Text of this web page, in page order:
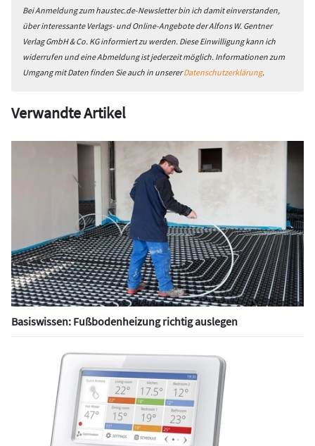
Bei Anmeldung zum haustec.de-Newsletter bin ich damit einverstanden,
über interessante Verlags- und Online-Angebote der Alfons W. Gentner
Verlag GmbH & Co. KG informiert zu werden. Diese Einwilligung kann ich
widerrufen und eine Abmeldung ist jederzeit möglich. Informationen zum
Umgang mit Daten finden Sie auch in unsererDatenschutzerklärung.
Verwandte Artikel
Basiswissen: Fußbodenheizung richtig auslegen